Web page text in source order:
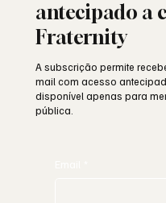
antecipado a
Fraternity
A subscrição permite
mail com acesso
disponível apenas para
pública.